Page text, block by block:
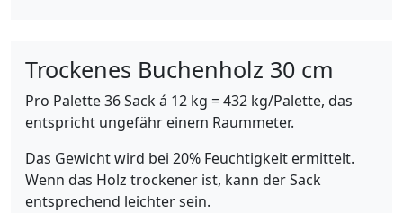
Trockenes Buchenholz 30 cm
Pro Palette 36 Sack á 12 kg = 432 kg/Palette, das
entspricht ungefähr einem Raummeter.
Das Gewicht wird bei 20% Feuchtigkeit ermittelt.
Wenn das Holz trockener ist, kann der Sack
entsprechend leichter sein.